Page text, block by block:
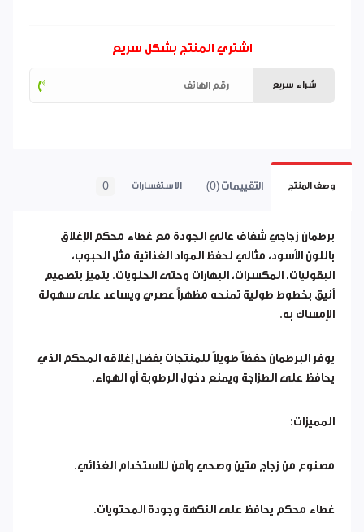
اشتري المنتج بشكل سريع
شراء سريع
وصف المنتج التقييمات (0) الاستفسارات 0
برطمان زجاجي شفاف عالي الجودة مع غطاء محكم الإغلاق
باللون الأسود، مثالي لحفظ المواد الغذائية مثل الحبوب،
البقوليات، المكسرات، البهارات وحتى الحلويات. يتميز بتصميم
أنيق بخطوط طولية تمنحه مظهراً عصري ويساعد على سهولة
الإمساك به.
يوفر البرطمان حفظاً طويلاً للمنتجات بفضل إغلاقه المحكم الذي
يحافظ على الطزاجة ويمنع دخول الرطوبة أو الهواء.
المميزات:
مصنوع من زجاج متين وصحي وآمن للاستخدام الغذائي.
غطاء محكم يحافظ على النكهة وجودة المحتويات.